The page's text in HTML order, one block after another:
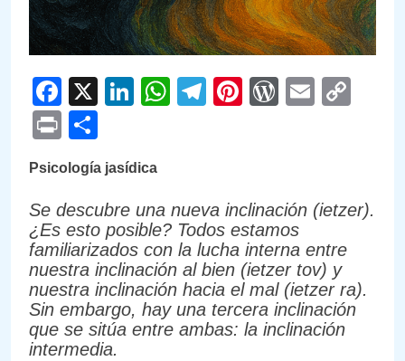
Facebook
X LinkedIn
WhatsApp
Telegram
PinterestEmail
Print
Psicología jasídica
Se descubre una nueva inclinación (ietzer).
¿Es esto posible? Todos estamos
familiarizados con la lucha interna entre
nuestra inclinación al bien (ietzer tov) y
nuestra inclinación hacia el mal (ietzer ra).
Sin embargo, hay una tercera inclinación
que se sitúa entre ambas: la inclinación
intermedia.